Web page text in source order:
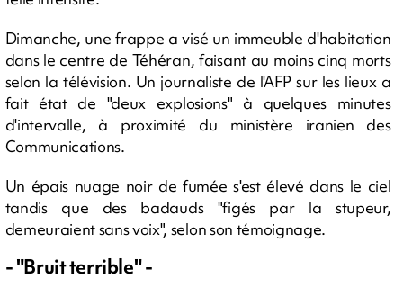
Dimanche, une frappe a visé un immeuble d'habitation
dans le centre de Téhéran, faisant au moins cinq morts
selon la télévision. Un journaliste de l'AFP sur les lieux a
fait état de "deux explosions" à quelques minutes
d'intervalle, à proximité du ministère iranien des
Communications.
Un épais nuage noir de fumée s'est élevé dans le ciel
tandis que des badauds "figés par la stupeur,
demeuraient sans voix", selon son témoignage.
- "Bruit terrible" -